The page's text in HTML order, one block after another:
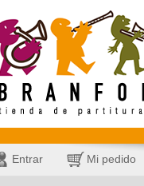
Entrar Mi pedido